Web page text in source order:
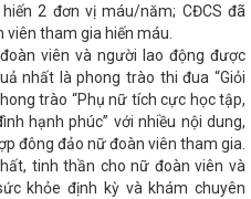
cao chất lượng dịch vụ
sở hữu một Sổ sức khoẻ
tích cực khi kết thúc vòng
ứng
Hội nghị Hội đồng
theo chỉ đạo của Chính
Hà Tĩnh vào các hệ thống
nền kinh tế
Thành
Tĩnh
Đẩy mạnh hoạt
trong ngành Công
MBA T2 Trạm 110kV
2 đơn vị máu/năm; CĐCS đã
tham gia hiến máu.
viên và người lao động được
nhất là phong trào thi đua “Giỏi
trào “Phụ nữ tích cực học tập,
hạnh phúc” với nhiều nội dung,
đông đảo nữ đoàn viên tham gia.
tinh thần cho nữ đoàn viên và
khỏe định kỳ và khám chuyên